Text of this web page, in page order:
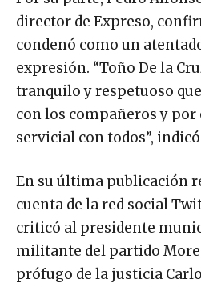
director de Expreso,
condenó como un
expresión. “Toño De la
tranquilo y respetuoso
con los compañeros y
servicial con todos”,
En su última publicación
cuenta de la red social
criticó al presidente
militante del partido
prófugo de la justicia